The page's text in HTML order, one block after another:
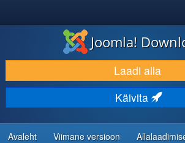
LAADI ALLA JA LAIENDA
AVASTA JA ÕPI
KOGUKOND JA KASUTAJATUGI
RESSURSID ARENDAJATELE
Joomla!
Laadi alla
Käivita
Avaleht Viimane versioon